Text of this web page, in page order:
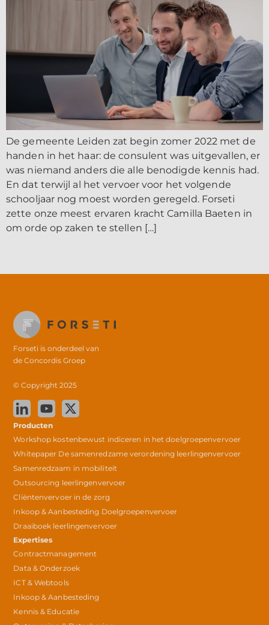
De gemeente Leiden zat begin zomer 2022 met de
handen in het haar: de consulent was uitgevallen, er
was niemand anders die alle benodigde kennis had.
En dat terwijl al het vervoer voor het volgende
schooljaar nog moest worden geregeld. Forseti
zette onze meest ervaren kracht Camilla Baeten in
om orde op zaken te stellen […]
Forseti is onderdeel van
deConcordis Groep
© Copyright 2025
Producten
Workshop kostenbewust indiceren in het doelgroepenvervoer
Whitepaper De samenredzame verordening leerlingenvervoer
Samenredzaam in mobiliteit
Outsourcing leerlingenvervoer
Cliëntenvervoer in de zorg
Inkoop & Aanbesteding Doelgroepenvervoer
Draaiboek leerlingenvervoer
Expertises
Contractmanagement
Data & Onderzoek
ICT & Webtools
Inkoop & Aanbesteding
Kennis & Educatie